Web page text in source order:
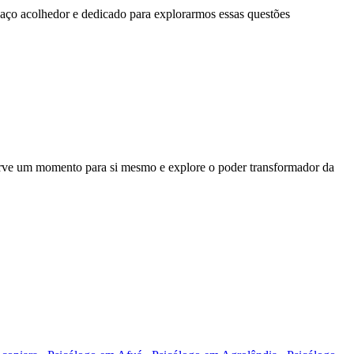
acolhedor e dedicado para explorarmos essas questões
um momento para si mesmo e explore o poder transformador da